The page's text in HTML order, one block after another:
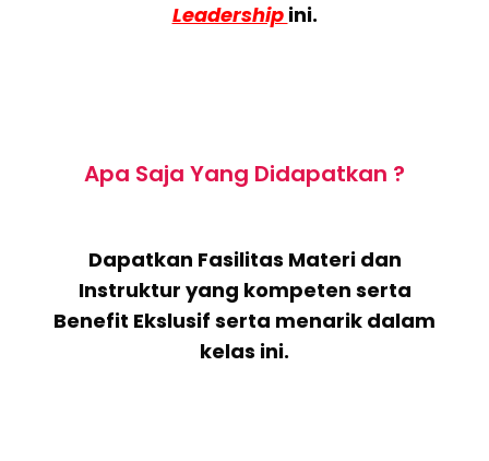
Leadership ini.
Apa Saja Yang Didapatkan ?
Dapatkan Fasilitas Materi dan
Instruktur yang kompeten serta
Benefit Ekslusif serta menarik dalam
kelas ini.